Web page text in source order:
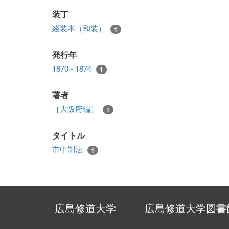
装丁
綫装本（和装） 1
発行年
1870 - 1874 1
著者
［大阪府編］ 1
タイトル
市中制法 1
広島修道大学 広島修道大学図